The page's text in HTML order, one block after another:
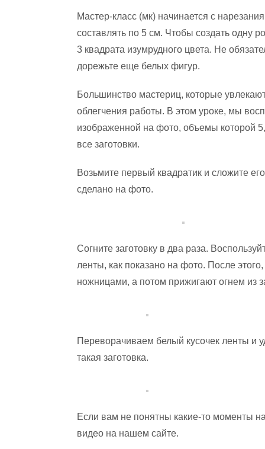
Мастер-класс (мк) начинается с
составлять по 5 см. Чтобы создать одну
3 квадрата изумрудного цвета. Не
дорежьте еще белых фигур.
Большинство мастериц, которые
облегчения работы. В этом уроке, мы
изображенной на фото, объемы которой
все заготовки.
Возьмите первый квадратик и сложите
сделано на фото.
Согните заготовку в два раза.
ленты, как показано на фото. После
ножницами, а потом прижигают огнем из
Переворачиваем белый кусочек ленты и
такая заготовка.
Если вам не понятны какие-то моменты
видео на нашем сайте.